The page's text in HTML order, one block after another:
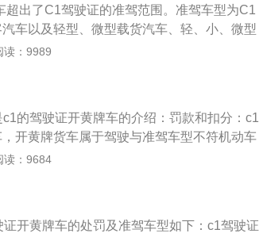
。黄牌车介绍:两轮和三轮摩托车；大型
。如2吨以上的货车或客车(包括12座及以上
为黄色。根据《机动车驾驶证申领和使用规
轻型、小型、微型的专项作业车。要注意小
等于9个人的，车身的长度是不可以超过6米
。c1驾驶证如果想要开货车，要注意车身的
c1的驾驶证准确的来说主要是一些小型的客
、城市的公交车、有轨电车、无轨电车、还
符的车辆上路，被交警发现之后是会扣证，
出了C1驾驶证的准驾范围。准驾车型为C1
车以及轻型、微型载货汽车、轻、小、微型
、微型货车，轻型货车指车长小于6米，总
城市公交车、中型客车、大型货车、普通三
托车、轮式自行机械车、无轨电车、有轨电
右的车型，比如欧洲E-NCAP，日本J-NCA
小型车，也包括其余相近车型的划分越来越
以及这款车前身来确定其界别大型载客汽车-
读：9989
的驾驶证开黄牌车的介绍：罚款和扣分：c1
开黄牌货车属于驾驶与准驾车型不符机动车
扣12分。c1准驾车型：c1证可以开9座以下
明的准驾车型不符的机动车”处罚基本上一
读：9684
开黄牌车的处罚及准驾车型如下：c1驾驶证